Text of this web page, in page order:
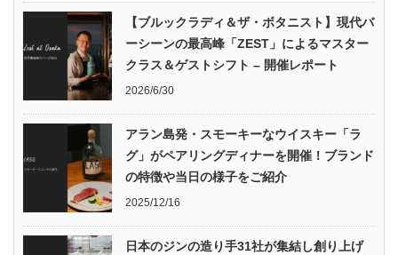
【ブルックラディ＆ザ・ボタニスト】現代バ
ーシーンの最高峰「ZEST」によるマスター
クラス＆ゲストシフト – 開催レポート
2026/6/30
アラン島発・スモーキーなウイスキー「ラ
グ」がペアリングディナーを開催！ブランド
の特徴や当日の様子をご紹介
2025/12/16
日本のジンの造り手31社が集結し創り上げ